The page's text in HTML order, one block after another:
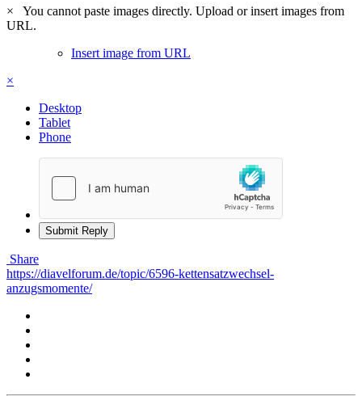
×
You cannot paste images directly. Upload or insert images from
URL.
Insert image from URL
×
Desktop
Tablet
Phone
Submit Reply
Share
https://diavelforum.de/topic/6596-kettensatzwechsel-
anzugsmomente/